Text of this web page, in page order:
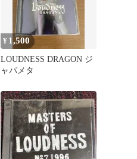
¥ 1,500
LOUDNESS DRAGON ジ
ャパメタ